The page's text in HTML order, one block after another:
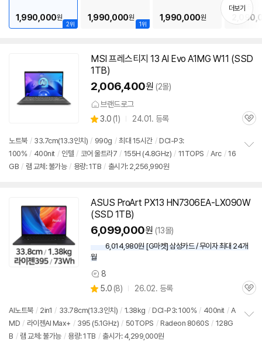
기
2위
1,990,000원
1위
1,990,000원 1,990,000원
512GB
더보기
MSI 프레스티지 13 AI Evo A1MG W11 (SSD
1TB)
2,006,400원 (2몰)
브랜드로그
별
점
3.0 (상
리
뷰
1) 24.01. 등록
관
노트북 / 33.7cm(13.3인치 ) / 990g / 최대 15시간 / DCI-P3:
100% / 400nit / 인텔 / 코어 울트라7 / 155H (4.8GHz) / 11TOPS / Arc / 16
GB / 램 교체: 불가능 / 용량: 1TB / 출시가: 2,256,990원
기
ASUS ProArt PX13 HN7306EA-LX090W
(SSD 1TB)
6,099,000원 (13몰)
6,014,980원 [G마켓] 삼성카드 / 무이자 최대 24개
월
상
품
견
8
별
점
5.0 (상
리
뷰
8) 26.02. 등록
관
AI노트북 / 2in1 / 33.78cm(13.3인치 ) / 1.38kg / DCI-P3: 100% / 400nit / A
MD / 라이젠AI Max+ / 395 (5.1GHz) / 50TOPS / Radeon 8060S / 128G
B / 램 교체: 불가능 / 용량: 1TB / 출시가: 4,299,000원